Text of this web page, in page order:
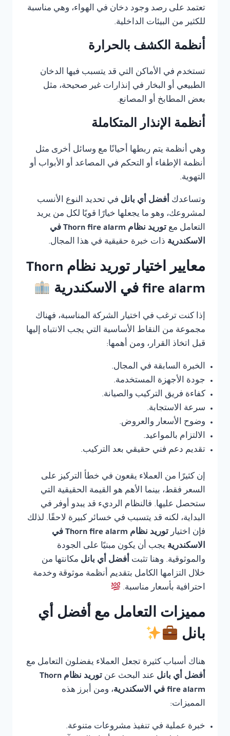
تعتمد على رصد وجود دخان في الهواء، وهي مناسبة
للكثير من البيئات الداخلية.
أنظمة الكشف بالحرارة
تستخدم في الأماكن التي قد يتسبب فيها الدخان
الطبيعي أو البخار في إنذارات غير صحيحة، مثل
بعض المطابخ أو المصانع.
أنظمة الإنذار المتكاملة
وهي أنظمة يتم ربطها أحيانًا مع وسائل أخرى مثل
أنظمة الإطفاء أو التحكم في المصاعد أو الأبواب أو
التهوية.
وتساعدك أفضل أي بانل في تحديد النوع الأنسب
لمشروعك، وهو ما يجعلها خيارًا قويًا لكل من يريد
التعامل مع
توريد نظام Thorn fire alarm في
الاسكندرية ذات خبرة حقيقية في هذا المجال.
معايير اختيار توريد نظام Thorn
fire alarm في الاسكندرية
إذا كنت ترغب في اختيار الشركة المناسبة، فهناك
مجموعة من النقاط الأساسية التي يجب الانتباه إليها
قبل اتخاذ القرار، ومن أهمها:
الخبرة السابقة في المجال.
جودة الأجهزة المستخدمة.
كفاءة فريق التركيب والصيانة.
سرعة الاستجابة.
وضوح الأسعار والعروض.
الالتزام بالمواعيد.
تقديم دعم فني حقيقي بعد التركيب.
إن كثيرًا من العملاء يقعون في خطأ التركيز على
السعر فقط، بينما الأهم هو القيمة الحقيقية التي
ستحصل عليها. فالنظام الرديء قد يبدو أوفر في
البداية، لكنه قد يتسبب في خسائر كبيرة لاحقًا. لذلك
فإن اختيار
توريد نظام Thorn fire alarm في
الاسكندرية يجب أن يكون مبنيًا على الجودة
والموثوقية. وهنا تثبت أفضل أي بانل مكانتها من
خلال التزامها الكامل بتقديم أنظمة موثوقة وخدمة
احترافية بأسعار مناسبة.
مميزات التعامل مع أفضل أي
بانل
هناك أسباب كثيرة تجعل العملاء يفضلون التعامل مع
أفضل أي بانل عند البحث عن
توريد نظام Thorn
fire alarm في الاسكندرية
، ومن أبرز هذه
المميزات:
خبرة عملية في تنفيذ مشروعات متنوعة.